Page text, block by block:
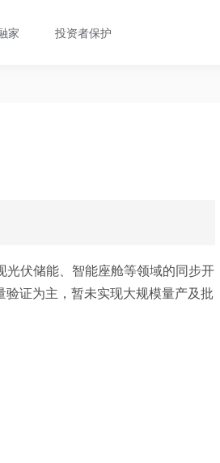
家 投资者保护
光伏储能、智能座舱等领域的同步开
证为主，暂未实现大规模量产及批